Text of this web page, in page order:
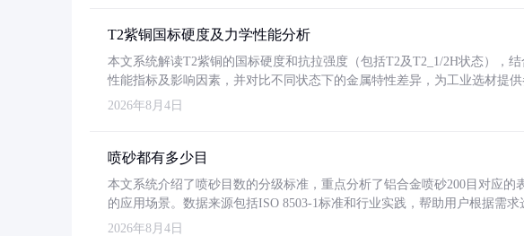
T2紫铜国标硬度及力学性能分析
本文系统解读T2紫铜的国标硬度和抗拉强度（包括T2及T2_1/2H状态），
性能指标及影响因素，并对比不同状态下的金属特性差异，为工业选材提供
2026年8月4日
喷砂都有多少目
本文系统介绍了喷砂目数的分级标准，重点分析了铝合金喷砂200目对应的
的应用场景。数据来源包括ISO 8503-1标准和行业实践，帮助用户根据需求
2026年8月4日